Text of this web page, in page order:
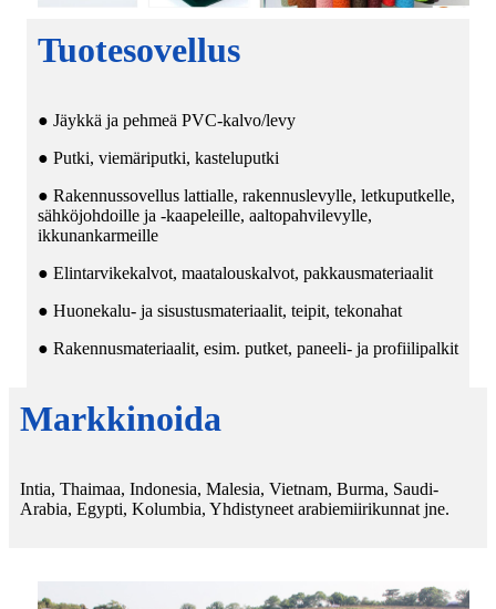
Tuotesovellus
● Jäykkä ja pehmeä PVC-kalvo/levy
● Putki, viemäriputki, kasteluputki
● Rakennussovellus lattialle, rakennuslevylle, letkuputkelle,
sähköjohdoille ja -kaapeleille, aaltopahvilevylle,
ikkunankarmeille
● Elintarvikekalvot, maatalouskalvot, pakkausmateriaalit
● Huonekalu- ja sisustusmateriaalit, teipit, tekonahat
● Rakennusmateriaalit, esim. putket, paneeli- ja profiilipalkit
Markkinoida
Intia, Thaimaa, Indonesia, Malesia, Vietnam, Burma, Saudi-
Arabia, Egypti, Kolumbia, Yhdistyneet arabiemiirikunnat jne.